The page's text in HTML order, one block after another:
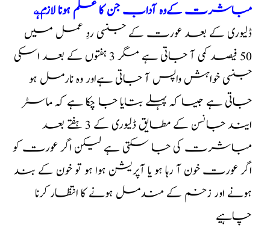
مباشرت کےوہ آداب جن کا علم ہونا لازم ہے
ڈلیوری کے بعد عورت کے جنسی ردِ عمل میں
50 فیصد کمی آ جاتی ہے مگر 3 ہفتوں کے بعد اسکی
جنسی خواہش واپس آ جاتی ہےاور وہ نارمل ہو
جاتی ہے جیسا کہ پہلے بتایا جا چکا ہے کہ ماسٹر
ایند جانسن کے مطایق ڈلیوری کے 3 ہفتے بعد
مباشرت کی جا سکتی ہے لیکن اگر عورت کو
اگر عورت خون آ رہا ہو یا آپریشن ہوا ہو تو خون کے بند
ہونے اور زخم کے مندمل ہونے کا انتظار کرنا
چاہیے